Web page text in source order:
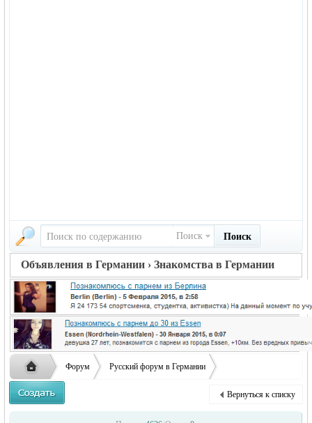
Поиск Поиск
Объявления в Германии › Знакомства в Германии
Форум Русский форум в Германии
Объявления в Германии
познакомлюсь с мужчиной для серьезных отношений
Вернуться к списку